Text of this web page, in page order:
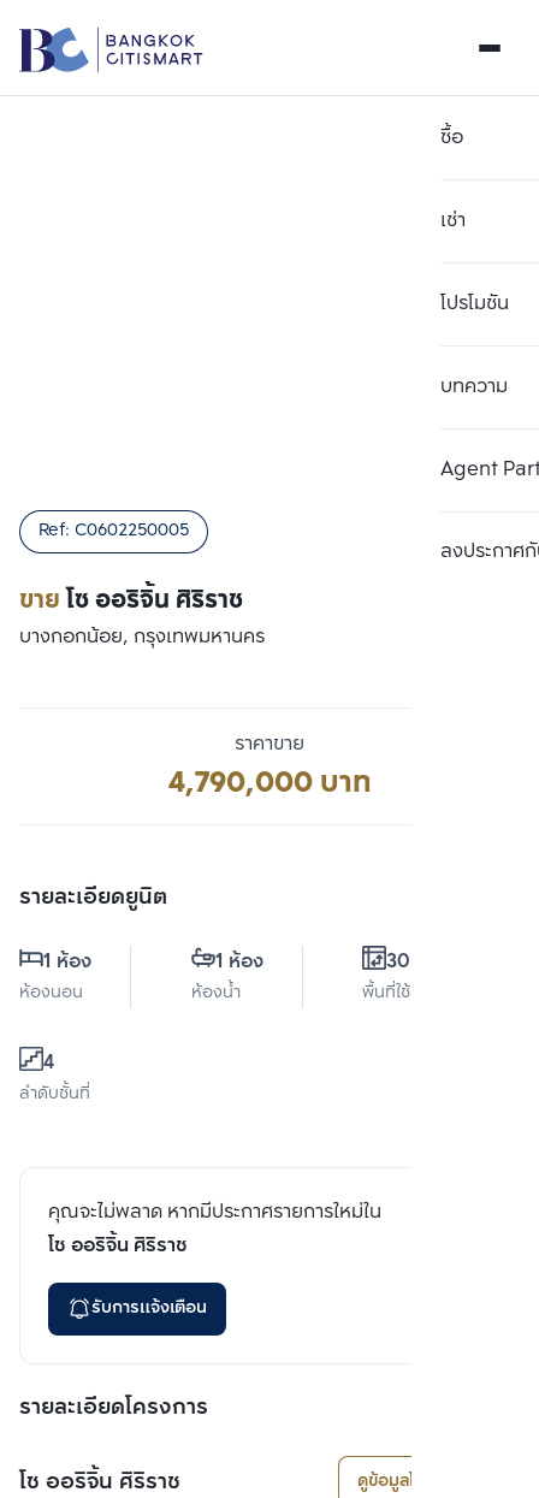
ซื้อ
เช่า
โปรโมชัน
บทความ
Agent
ลงประกาศกั
ขายโซ ออริจิ้น ศิริราช
Ref: C0602250005
บางกอกน้อย, กรุงเทพมหานคร
ราคาขาย
4,790,000 บาท
รายละเอียดยูนิต
1 ห้อง
ห้องนอน
1 ห้อง
ห้องน้ำ
30.4 ตร.ม.
พื้นที่ใช้สอย
4
ลำดับชั้นที่
คุณจะไม่พลาด หากมีประกาศรายการใหม่ใน
โซ ออริจิ้น ศิริราช
รับการแจ้งเตือน
รายละเอียดโครงการ
โซ ออริจิ้น ศิริราช ดูข้อมูลโครงการ
เปรียบเทียบ